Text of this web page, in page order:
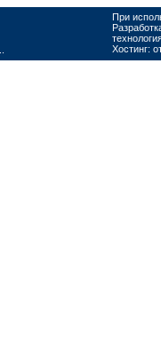
При
Хостинг: